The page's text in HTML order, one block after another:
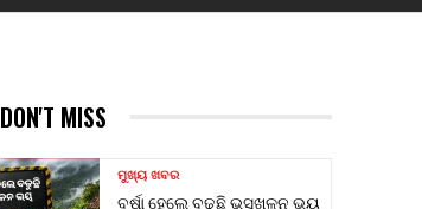
DON'T MISS
ମୁଖ୍ୟ ଖବର
ବର୍ଷା ହେଲେ ବଢୁଛି ଭୁସ୍ଖଳନ ଭୟ